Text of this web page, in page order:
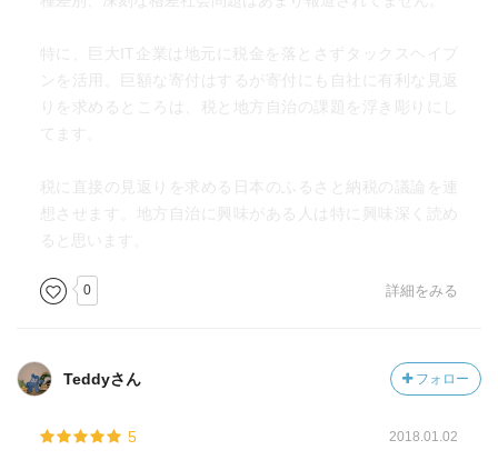
特に、巨大IT企業は地元に税金を落とさずタックスヘイブ
ンを活用。巨額な寄付はするが寄付にも自社に有利な見返
りを求めるところは、税と地方自治の課題を浮き彫りにし
てます。
税に直接の見返りを求める日本のふるさと納税の議論を連
想させます。地方自治に興味がある人は特に興味深く読め
ると思います。
0 詳細をみる
Teddyさん フォロー
5 2018.01.02